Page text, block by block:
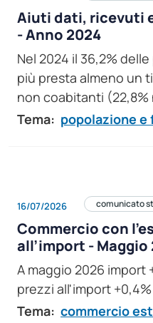
Aiuti dati, ricevuti
- Anno 2024
Nel 2024 il 36,2%
più presta almeno un
non coabitanti (22,8%
Tema: popolazione e
16/07/2026 comunicato
Commercio con
all’import - Maggio
A maggio 2026 import
prezzi all'import
Tema: commercio